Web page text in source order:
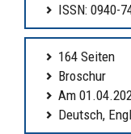
ISSN: 0940-
164 Seiten
Broschur
Am
Deutsch,